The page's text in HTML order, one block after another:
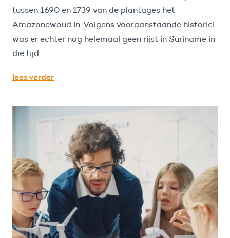
tussen 1690 en 1739 van de plantages het
Amazonewoud in. Volgens vooraanstaande historici
was er echter nog helemaal geen rijst in Suriname in
die tijd....
lees verder